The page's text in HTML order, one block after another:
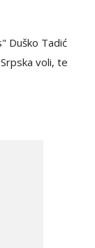
Duško Tadić
voli, te